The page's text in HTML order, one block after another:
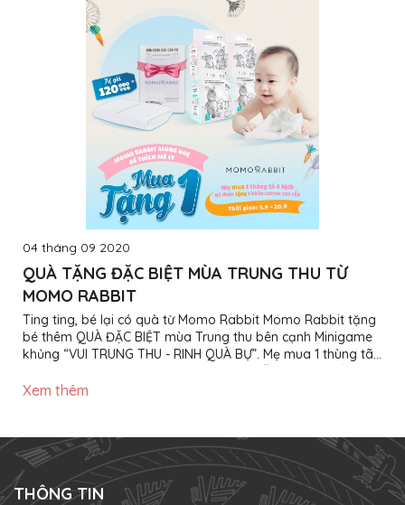
04 tháng 09 2020
QUÀ TẶNG ĐẶC BIỆT MÙA TRUNG THU TỪ
MOMO RABBIT
Ting ting, bé lại có quà từ Momo Rabbit Momo Rabbit tặng
bé thêm QUÀ ĐẶC BIỆT mùa Trung thu bên cạnh Minigame
khủng “VUI TRUNG THU - RINH QUÀ BỰ”. Mẹ mua 1 thùng tã
cotton cao cấp trị giá 120.000đ. 1. Quà tặng Khăn tắm
20/09/2020 2. Thể lệ chương trình Khách hàng mua 1 thùng
tã Momo Rabbit bất kỳ (gồm 4 bịch), được tặng ngay 1
khăn tắm cotton cao cấp...
Xem thêm
THÔNG TIN